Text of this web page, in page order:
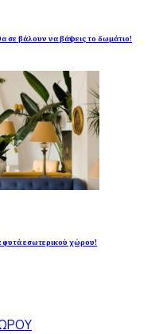
σε βάλουν να βάψεις το δωμάτιο!
φυτά εσωτερικού χώρου!